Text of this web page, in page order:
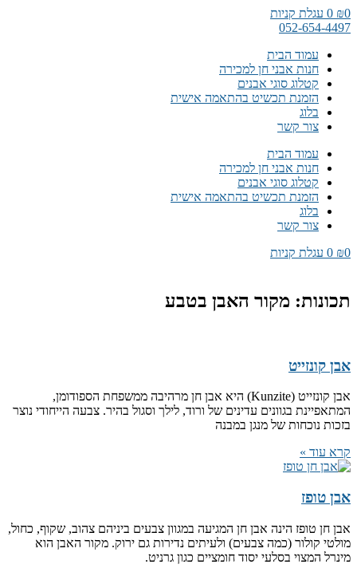
דלג
לתוכן
₪0
0 עגלת קניות
052-654-4497
עמוד הבית
חנות אבני חן למכירה
קטלוג סוגי אבנים
הזמנת תכשיט בהתאמה אישית
בלוג
צור קשר
עמוד הבית
חנות אבני חן למכירה
קטלוג סוגי אבנים
הזמנת תכשיט בהתאמה אישית
בלוג
צור קשר
₪0
0 עגלת קניות
תכונות: מקור האבן בטבע
אבן קונזייט
אבן קונזייט (Kunzite) היא אבן חן מרהיבה ממשפחת הספודומן,
המתאפיינת בגוונים עדינים של ורוד, לילך וסגול בהיר. צבעה הייחודי נוצר
בזכות נוכחות של מנגן במבנה
קרא עוד »
אבן טופז
אבן חן טופז הינה אבן חן המגיעה במגוון צבעים ביניהם צהוב, שקוף, כחול,
מולטי קולור (כמה צבעים) ולעיתים נדירות גם ירוק. מקור האבן הוא
מינרל המצוי בסלעי יסוד חומציים כגון גרניט.